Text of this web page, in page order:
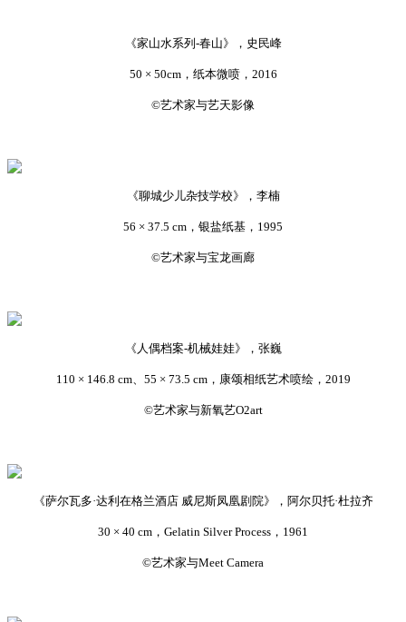
《家山水系列-春山》，史民峰
50 × 50cm，纸本微喷，2016
©艺术家与艺天影像
《聊城少儿杂技学校》，李楠
56 × 37.5 cm，银盐纸基，1995
©艺术家与宝龙画廊
《人偶档案-机械娃娃》，张巍
110 × 146.8 cm、55 × 73.5 cm，康颂相纸艺术喷绘，2019
©艺术家与新氧艺O2art
《萨尔瓦多·达利在格兰酒店 威尼斯凤凰剧院》，阿尔贝托·杜拉齐
30 × 40 cm，Gelatin Silver Process，1961
©艺术家与Meet Camera